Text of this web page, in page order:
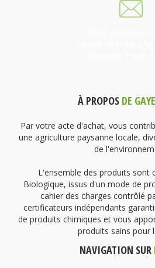
À PROPOS DE
Par votre acte d'achat, vous
une agriculture paysanne locale,
de
L'ensemble des produits sont
Biologique, issus d'un mode de
cahier des charges contrôlé
certificateurs indépendants
de produits chimiques et vous
produits sains pour
NAVIGATION SUR